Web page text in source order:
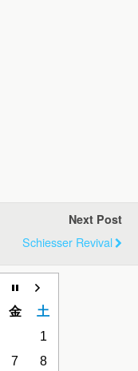
Next Post
Schiesser Revival
金
土
1
7 8